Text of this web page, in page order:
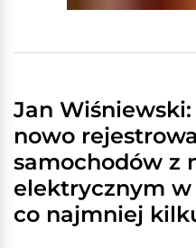
Jan
nowo
samochodów z
elektrycznym w
co najmniej